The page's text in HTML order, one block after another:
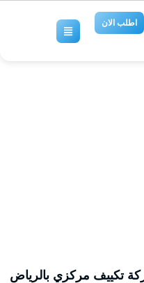
اطلب الان
تكييف مركزي بالرياض